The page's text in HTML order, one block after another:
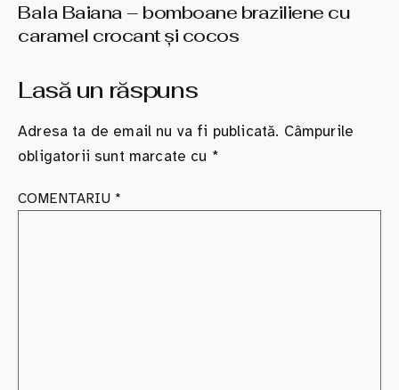
Bala Baiana – bomboane braziliene cu
caramel crocant şi cocos
Lasă un răspuns
Adresa ta de email nu va fi publicată. Câmpurile
obligatorii sunt marcate cu *
COMENTARIU *